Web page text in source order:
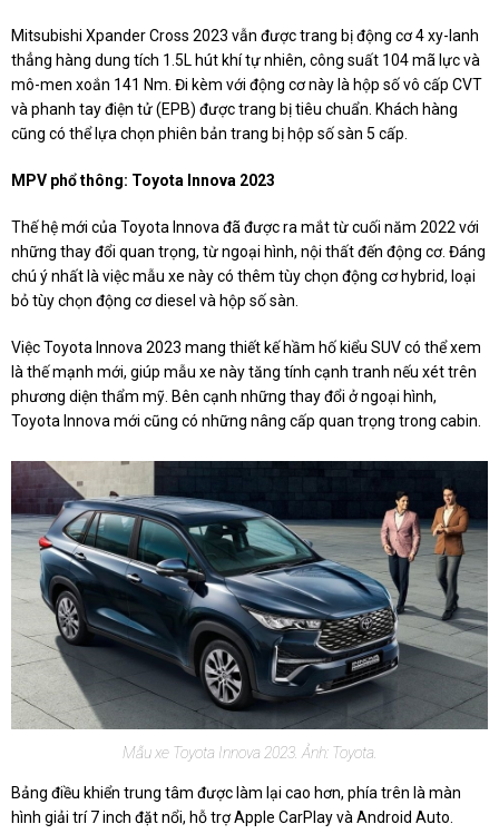
Mitsubishi Xpander Cross 2023 vẫn được trang bị động cơ 4 xy-lanh
thẳng hàng dung tích 1.5L hút khí tự nhiên, công suất 104 mã lực và
mô-men xoắn 141 Nm. Đi kèm với động cơ này là hộp số vô cấp CVT
và phanh tay điện tử (EPB) được trang bị tiêu chuẩn. Khách hàng
cũng có thể lựa chọn phiên bản trang bị hộp số sàn 5 cấp.
MPV phổ thông: Toyota Innova 2023
Thế hệ mới của Toyota Innova đã được ra mắt từ cuối năm 2022 với
những thay đổi quan trọng, từ ngoại hình, nội thất đến động cơ. Đáng
chú ý nhất là việc mẫu xe này có thêm tùy chọn động cơ hybrid, loại
bỏ tùy chọn động cơ diesel và hộp số sàn.
Việc Toyota Innova 2023 mang thiết kế hầm hố kiểu SUV có thể xem
là thế mạnh mới, giúp mẫu xe này tăng tính cạnh tranh nếu xét trên
phương diện thẩm mỹ. Bên cạnh những thay đổi ở ngoại hình,
Toyota Innova mới cũng có những nâng cấp quan trọng trong cabin.
Mẫu xe Toyota Innova 2023. Ảnh: Toyota.
Bảng điều khiển trung tâm được làm lại cao hơn, phía trên là màn
hình giải trí 7 inch đặt nổi, hỗ trợ Apple CarPlay và Android Auto.